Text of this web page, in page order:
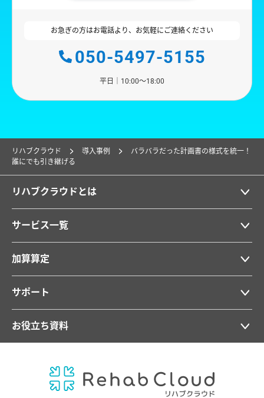
お急ぎの方はお電話より、お気軽にご連絡ください
050-5497-5155
平日｜10:00〜18:00
リハブクラウド 導入事例
バラバラだった計画書の様式を統一！
誰にでも引き継げる
リハブクラウドとは
サービス一覧
加算算定
サポート
お役立ち資料